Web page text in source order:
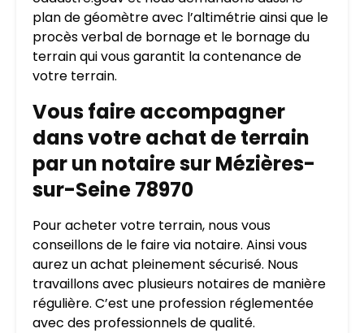
plan de géomètre avec l’altimétrie ainsi que le
procès verbal de bornage et le bornage du
terrain qui vous garantit la contenance de
votre terrain.
Vous faire accompagner
dans votre achat de terrain
par un notaire sur Mézières-
sur-Seine 78970
Pour acheter votre terrain, nous vous
conseillons de le faire via notaire. Ainsi vous
aurez un achat pleinement sécurisé. Nous
travaillons avec plusieurs notaires de manière
régulière. C’est une profession réglementée
avec des professionnels de qualité.